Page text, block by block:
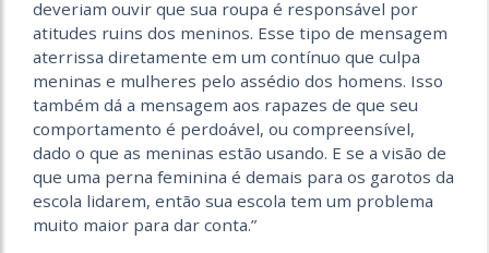
deveriam ouvir que sua roupa é responsável por
atitudes ruins dos meninos. Esse tipo de mensagem
aterrissa diretamente em um contínuo que culpa
meninas e mulheres pelo assédio dos homens. Isso
também dá a mensagem aos rapazes de que seu
comportamento é perdoável, ou compreensível,
dado o que as meninas estão usando. E se a visão de
que uma perna feminina é demais para os garotos da
escola lidarem, então sua escola tem um problema
muito maior para dar conta.”